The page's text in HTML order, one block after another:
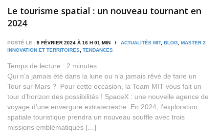
Le tourisme spatial : un nouveau tournant en
2024
POSTÉ LE : 9 FÉVRIER 2024 À 16 H 01 MIN / ACTUALITÉS MIT, BLOG, MASTER 2
INNOVATION ET TERRITOIRES, TENDANCES
Temps de lecture : 2 minutes
Qui n’a jamais été dans la lune ou n’a jamais rêvé de faire un
Tour sur Mars ? Pour cette occasion, la Team MIT vous fait un
tour d’horizon des possibilités ! SpaceX : une nouvelle agence de
voyage d’une envergure extraterrestre. En 2024, l’exploration
spatiale touristique prendra un nouveau souffle avec trois
missions emblématiques […]